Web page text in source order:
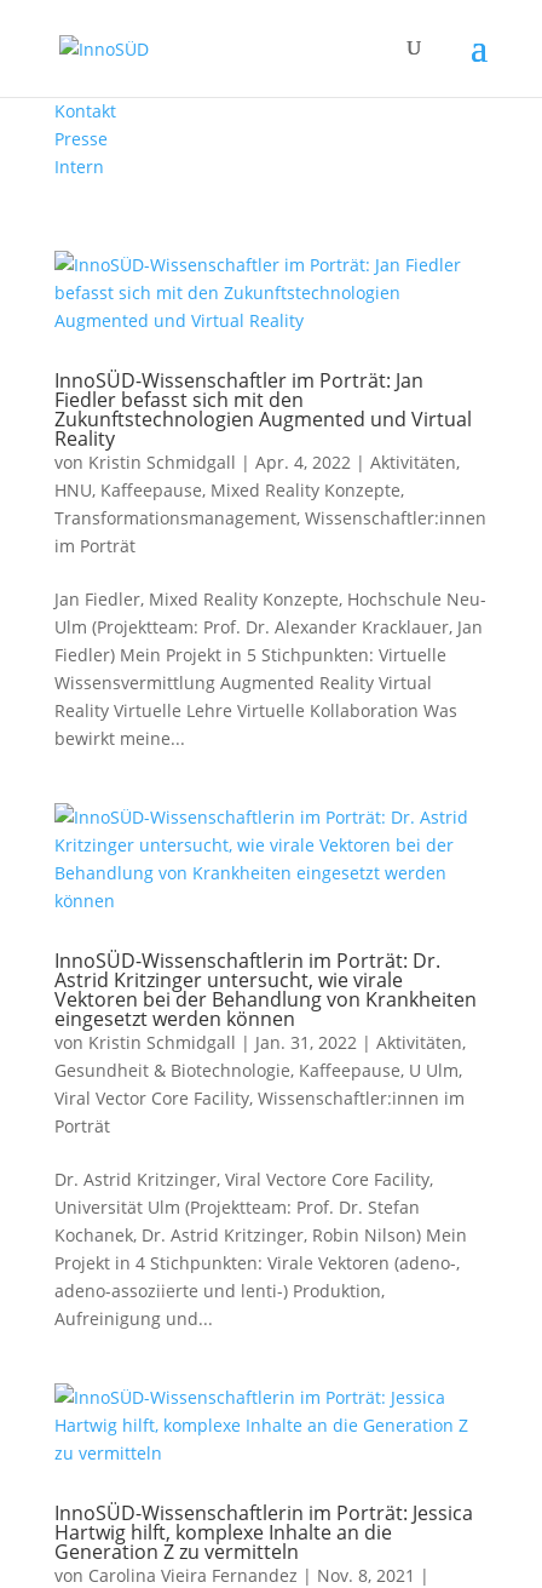
Kontakt
Presse
Intern
InnoSÜD-Wissenschaftler im Porträt: Jan
Fiedler befasst sich mit den
Zukunftstechnologien Augmented und Virtual
Reality
von Kristin Schmidgall | Apr. 4, 2022| Aktivitäten,
HNU, Kaffeepause, Mixed Reality Konzepte,
Transformationsmanagement, Wissenschaftler:innen
im Porträt
Jan Fiedler, Mixed Reality Konzepte, Hochschule Neu-
Ulm (Projektteam: Prof. Dr. Alexander Kracklauer, Jan
Fiedler) Mein Projekt in 5 Stichpunkten: Virtuelle
Wissensvermittlung Augmented Reality Virtual
Reality Virtuelle Lehre Virtuelle Kollaboration Was
bewirkt meine...
InnoSÜD-Wissenschaftlerin im Porträt: Dr.
Astrid Kritzinger untersucht, wie virale
Vektoren bei der Behandlung von Krankheiten
eingesetzt werden können
von Kristin Schmidgall | Jan. 31, 2022| Aktivitäten,
Gesundheit & Biotechnologie, Kaffeepause, U Ulm,
Viral Vector Core Facility, Wissenschaftler:innen im
Porträt
Dr. Astrid Kritzinger, Viral Vectore Core Facility,
Universität Ulm (Projektteam: Prof. Dr. Stefan
Kochanek, Dr. Astrid Kritzinger, Robin Nilson) Mein
Projekt in 4 Stichpunkten: Virale Vektoren (adeno-,
adeno-assoziierte und lenti-) Produktion,
Aufreinigung und...
InnoSÜD-Wissenschaftlerin im Porträt: Jessica
Hartwig hilft, komplexe Inhalte an die
Generation Z zu vermitteln
von Carolina Vieira Fernandez | Nov. 8, 2021 |